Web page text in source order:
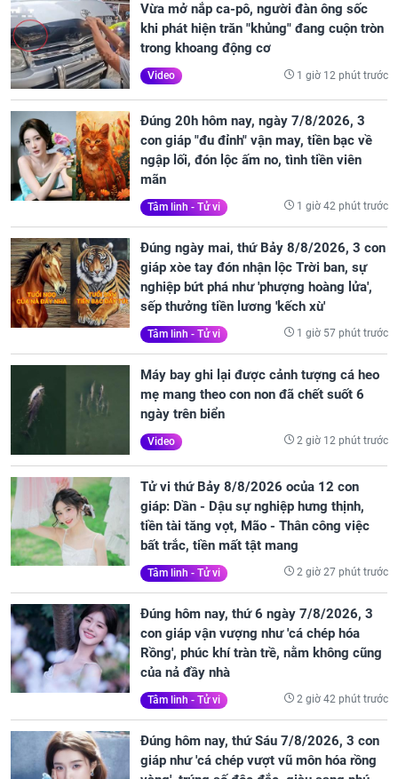
Vừa mở nắp ca-pô, người đàn ông sốc
khi phát hiện trăn "khủng" đang cuộn tròn
trong khoang động cơ
Video 1 giờ 12 phút trước
Đúng 20h hôm nay, ngày 7/8/2026, 3
con giáp "đu đỉnh" vận may, tiền bạc về
ngập lối, đón lộc ấm no, tình tiền viên
mãn
Tâm linh - Tử vi 1 giờ 42 phút trước
Đúng ngày mai, thứ Bảy 8/8/2026, 3 con
giáp xòe tay đón nhận lộc Trời ban, sự
nghiệp bứt phá như 'phượng hoàng lửa',
sếp thưởng tiền lương 'kếch xù'
Tâm linh - Tử vi 1 giờ 57 phút trước
Máy bay ghi lại được cảnh tượng cá heo
mẹ mang theo con non đã chết suốt 6
ngày trên biển
Video 2 giờ 12 phút trước
Tử vi thứ Bảy 8/8/2026 ocủa 12 con
giáp: Dần - Dậu sự nghiệp hưng thịnh,
tiền tài tăng vọt, Mão - Thân công việc
bất trắc, tiền mất tật mang
Tâm linh - Tử vi 2 giờ 27 phút trước
Đúng hôm nay, thứ 6 ngày 7/8/2026, 3
con giáp vận vượng như 'cá chép hóa
Rồng', phúc khí tràn trề, nằm không cũng
của nả đầy nhà
Tâm linh - Tử vi 2 giờ 42 phút trước
Đúng hôm nay, thứ Sáu 7/8/2026, 3 con
giáp như 'cá chép vượt vũ môn hóa rồng